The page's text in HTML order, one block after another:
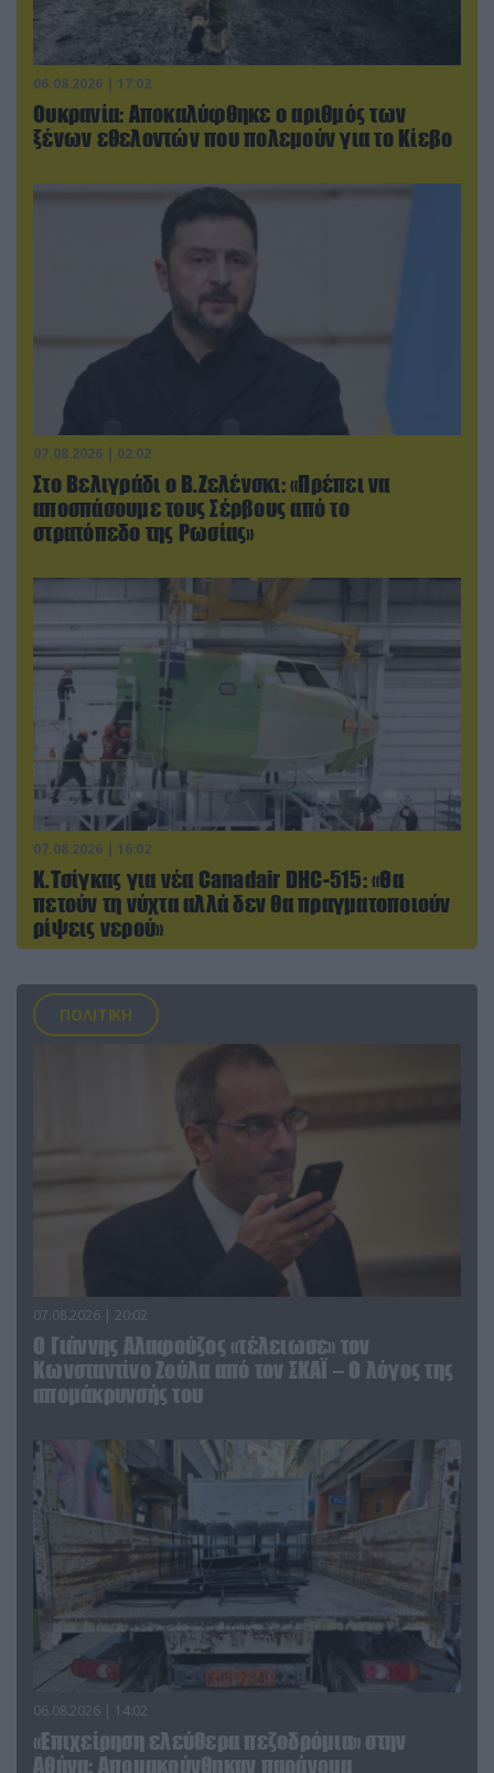
06.08.2026 | 17:02
Ουκρανία: Αποκαλύφθηκε ο αριθμός των
ξένων εθελοντών που πολεμούν για το Κίεβο
07.08.2026 | 02:02
Στο Βελιγράδι ο Β.Ζελένσκι: «Πρέπει να
αποσπάσουμε τους Σέρβους από το
στρατόπεδο της Ρωσίας»
07.08.2026 | 16:02
Κ.Τσίγκας για νέα Canadair DHC-515: «Θα
πετούν τη νύχτα αλλά δεν θα πραγματοποιούν
ρίψεις νερού»
ΠΟΛΙΤΙΚΗ
07.08.2026 | 20:02
Ο Γιάννης Αλαφούζος «τέλειωσε» τον
Κωνσταντίνο Ζούλα από τον ΣΚΑΪ – Ο λόγος της
απομάκρυνσής του
06.08.2026 | 14:02
«Επιχείρηση ελεύθερα πεζοδρόμια» στην
Αθήνα: Απομακρύνθηκαν παράνομα